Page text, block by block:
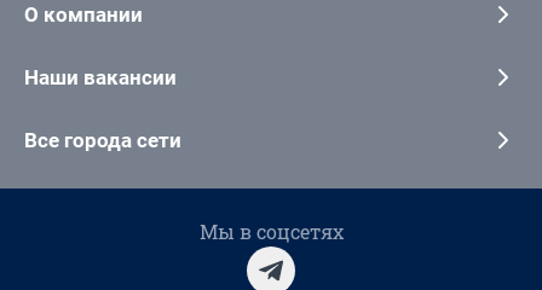
О компании
Наши вакансии
Все города сети
Мы в соцсетях